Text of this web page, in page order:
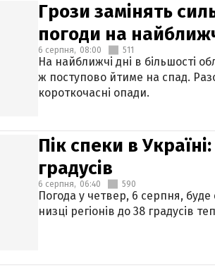
Грози замінять
погоди на
6 серпня, 08:00 511
На найближчі дні в більшості
ж поступово йтиме на спад.
короткочасні опади.
Пік спеки в
градусів
6 серпня, 06:40 590
Погода у четвер, 6 серпня,
низці регіонів до 38 градусів